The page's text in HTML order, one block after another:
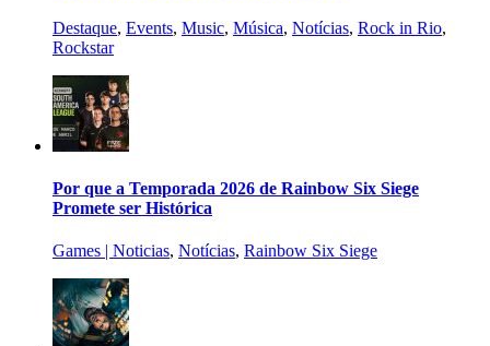
Destaque, Events, Music, Música, Notícias, Rock in Rio,
Rockstar
Por que a Temporada 2026 de Rainbow Six Siege
Promete ser Histórica
Games | Noticias, Notícias, Rainbow Six Siege